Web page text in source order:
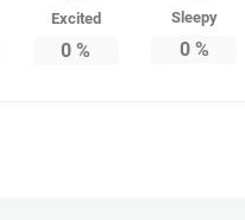
Excited
0 %
Sleepy
0%